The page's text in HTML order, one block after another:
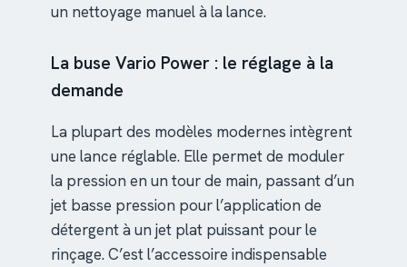
un nettoyage manuel à la lance.
La buse Vario Power : le réglage à la
demande
La plupart des modèles modernes intègrent
une lance réglable. Elle permet de moduler
la pression en un tour de main, passant d’un
jet basse pression pour l’application de
détergent à un jet plat puissant pour le
rinçage. C’est l’accessoire indispensable